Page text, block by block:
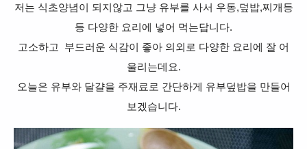
저는 식초양념이 되지않고 그냥 유부를 사서 우동,덮밥,찌개등
등 다양한 요리에 넣어 먹는답니다.
고소하고 부드러운 식감이 좋아 의외로 다양한 요리에 잘 어
울리는데요.
오늘은 유부와 달걀을 주재료로 간단하게 유부덮밥을 만들어
보겠습니다.